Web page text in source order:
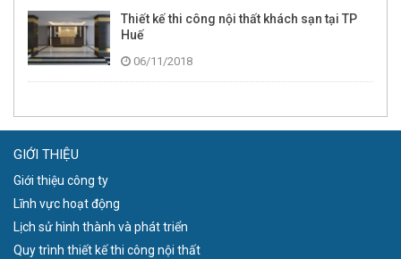
Thiết kế thi công nội thất khách sạn tại TP
Huế
06/11/2018
GIỚI THIỆU
Giới thiệu công ty
Lĩnh vực hoạt động
Lịch sử hình thành và phát triển
Quy trình thiết kế thi công nội thất